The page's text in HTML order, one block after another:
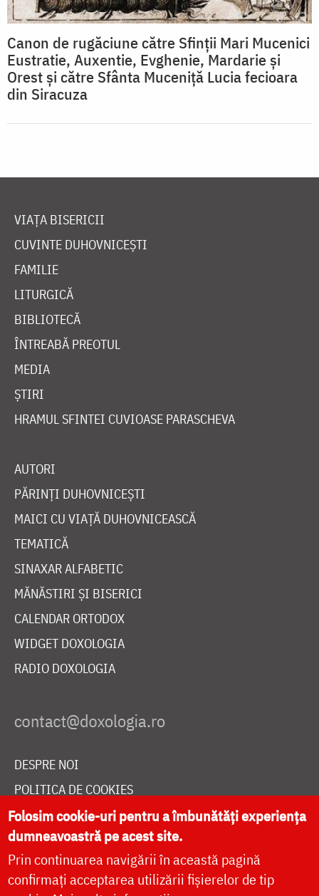
Canon de rugăciune către Sfinţii Mari Mucenici
Eustratie, Auxentie, Evghenie, Mardarie şi
Orest şi către Sfânta Muceniţă Lucia fecioara
din Siracuza
VIAȚA BISERICII
CUVINTE DUHOVNICEȘTI
FAMILIE
LITURGICĂ
BIBLIOTECĂ
ÎNTREABĂ PREOTUL
MEDIA
ȘTIRI
HRAMUL SFINTEI CUVIOASE PARASCHEVA
AUTORI
PĂRINȚI DUHOVNICEȘTI
MAICI CU VIAȚĂ DUHOVNICEASCĂ
TEMATICĂ
SINAXAR ALFABETIC
MĂNĂSTIRI ȘI BISERICI
CALENDAR ORTODOX
WIDGET DOXOLOGIA
RADIO DOXOLOGIA
DESPRE NOI
POLITICA DE COOKIES
DONEAZĂ ONLINE PENTRU CATEDRALA NAȚIONALĂ
LIVE
Folosim cookie-uri pentru a îmbunătăți experiența
dumneavoastră pe acest site.
Prin continuarea navigării în această pagină
confirmați acceptarea utilizării fișierelor de tip